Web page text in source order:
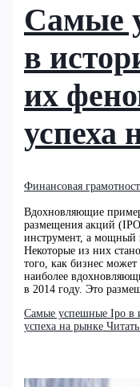
Самые
в
их
успеха
Финансовая
Вдохновляющие
размещения акций
инструмент, а мощный
Некоторые из них
того, как бизнес
наиболее
в 2014 году. Это
Самые успешные Ipo в
успеха на рынкеЧитать